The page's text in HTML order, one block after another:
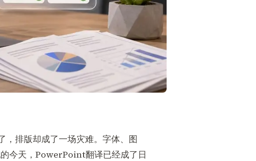
，排版却成了一场灾难。字体、图
今天，PowerPoint翻译已经成了日